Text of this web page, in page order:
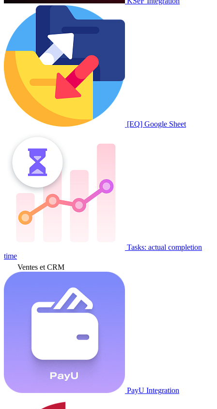
[EQ] Google Sheet
Tasks: actual completion
time
Ventes et CRM
PayU Integration